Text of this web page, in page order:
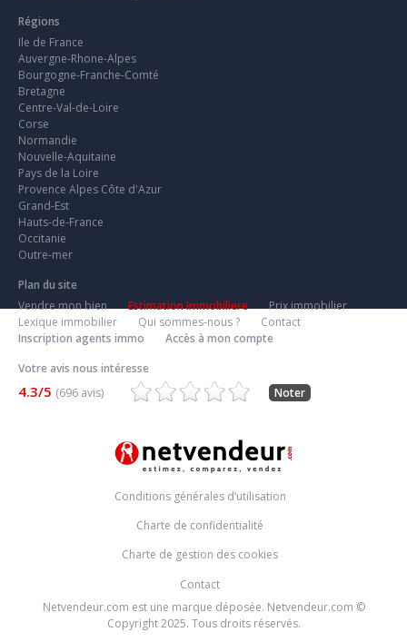
Régions
Ile de France
Auvergne-Rhone-Alpes
Bourgogne-Franche-Comté
Bretagne
Centre-Val-de-Loire
Corse
Normandie
Nouvelle-Aquitaine
Pays de la Loire
Provence Alpes Côte d'Azur
Grand-Est
Hauts-de-France
Occitanie
Outre-mer
Plan du site
Vendre mon bien
Estimation Immobiliere
Prix immobilier
Lexique immobilier
Qui sommes-nous ?
Contact
Inscription agents immo
Accès à mon compte
Votre avis nous intéresse
4.3/5 (696 avis) Noter
Conditions générales d’utilisation
Charte de confidentialité
Charte de gestion des cookies
Contact
Netvendeur.com est une marque déposée. Netvendeur.com ©
Copyright 2025. Tous droits réservés.